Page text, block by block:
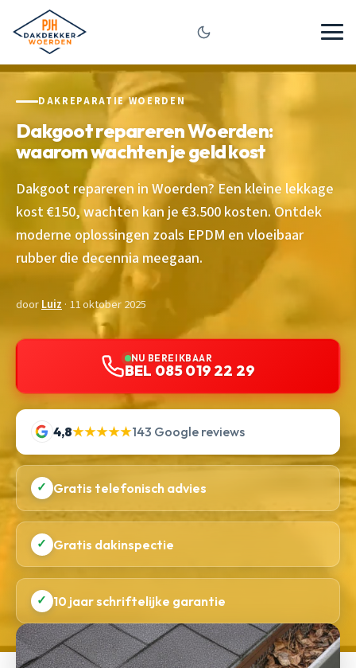
DAKREPARATIE WOERDEN
Dakgoot repareren Woerden:
waarom wachten je geld kost
Dakgoot repareren in Woerden? Een kleine lekkage
kost €150, wachten kan je €3.500 kosten. Ontdek
moderne oplossingen zoals EPDM en vloeibaar
rubber die decennia meegaan.
doorLuiz · 11 oktober 2025
NU BEREIKBAAR
BEL 085 019 22 29
4,8★★★★★143 Google reviews
✓ Gratis telefonisch advies
✓ Gratis dakinspectie
✓ 10 jaar schriftelijke garantie